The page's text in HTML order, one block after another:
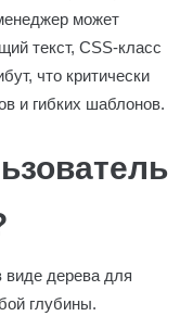
может
текст, CSS-класс
что критически
и гибких шаблонов.
виде дерева для
глубины.